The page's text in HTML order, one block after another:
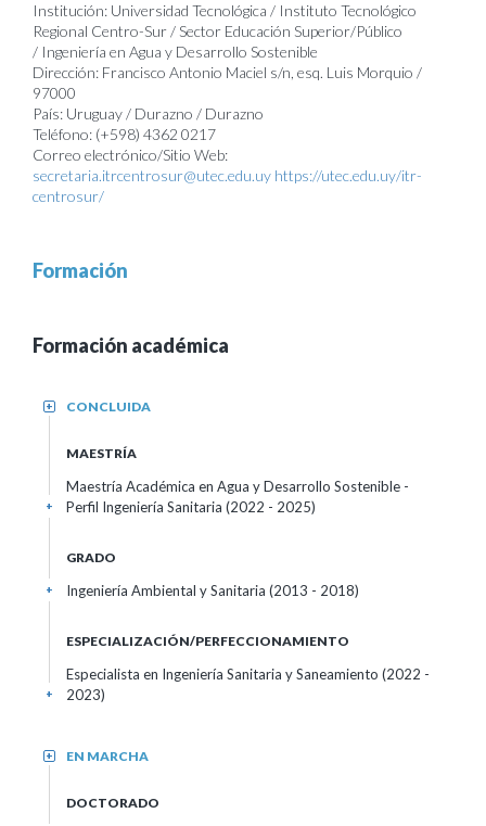
Institución: Universidad Tecnológica / Instituto Tecnológico
Regional Centro-Sur / Sector Educación Superior/Público
/ Ingeniería en Agua y Desarrollo Sostenible
Dirección: Francisco Antonio Maciel s/n, esq. Luis Morquio /
97000
País: Uruguay / Durazno / Durazno
Teléfono: (+598) 4362 0217
Correo electrónico/Sitio Web:
secretaria.itrcentrosur@utec.edu.uy https://utec.edu.uy/itr-
centrosur/
Formación
Formación académica
CONCLUIDA
+
MAESTRÍA
Maestría Académica en Agua y Desarrollo Sostenible -
Perfil Ingeniería Sanitaria (2022 - 2025)
+
GRADO
Ingeniería Ambiental y Sanitaria (2013 - 2018)
+
ESPECIALIZACIÓN/PERFECCIONAMIENTO
Especialista en Ingeniería Sanitaria y Saneamiento (2022 -
2023)
+
EN MARCHA
+
DOCTORADO